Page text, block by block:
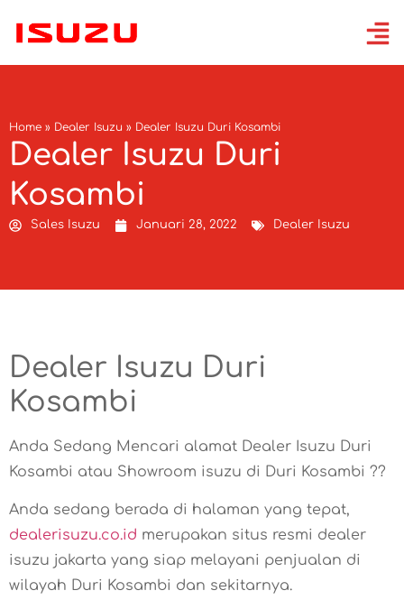
Home » Dealer Isuzu » Dealer Isuzu Duri Kosambi
Dealer Isuzu Duri
Kosambi
Sales Isuzu Januari 28, 2022 Dealer Isuzu
Dealer Isuzu Duri
Kosambi
Anda Sedang Mencari alamat Dealer Isuzu Duri
Kosambi atau Showroom isuzu di Duri Kosambi ??
Anda sedang berada di halaman yang tepat,
dealerisuzu.co.id merupakan situs resmi dealer
isuzu jakarta yang siap melayani penjualan di
wilayah Duri Kosambi dan sekitarnya.